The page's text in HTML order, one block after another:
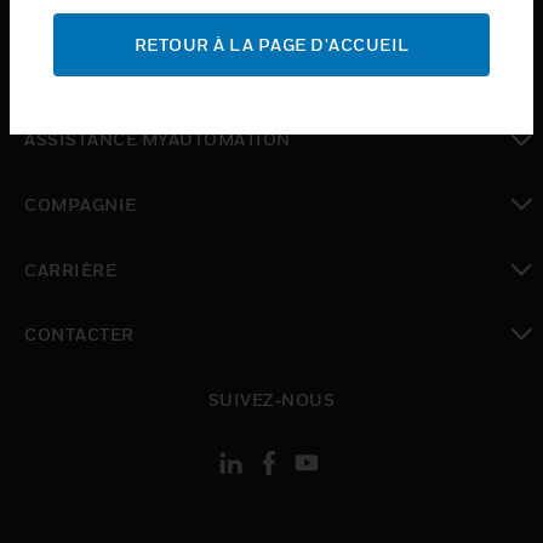
ASSISTANCE
OÙ ACHETER
ASSISTANCE MYAUTOMATION
COMPAGNIE
CARRIÈRE
CONTACTER
SUIVEZ-NOUS
RETOUR À LA PAGE D'ACCUEIL